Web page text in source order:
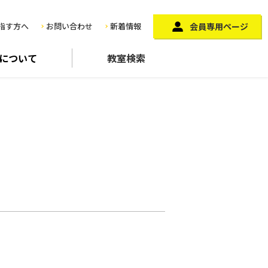
す方へ お問い合わせ 新着情報 会員専用ページ
ついて 教室検索